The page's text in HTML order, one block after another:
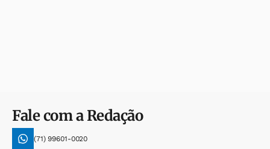
Fale com a Redação
(71) 99601-0020